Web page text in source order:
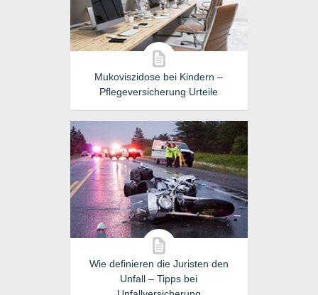
Mukoviszidose bei Kindern –
Pflegeversicherung Urteile
Wie definieren die Juristen den
Unfall – Tipps bei